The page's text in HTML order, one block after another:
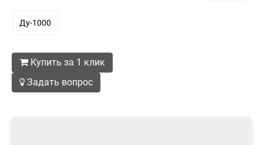
Ду-1000
Купить за 1 клик
Задать вопрос